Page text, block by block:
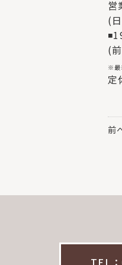
営
(
(
※最
定
前
TEL